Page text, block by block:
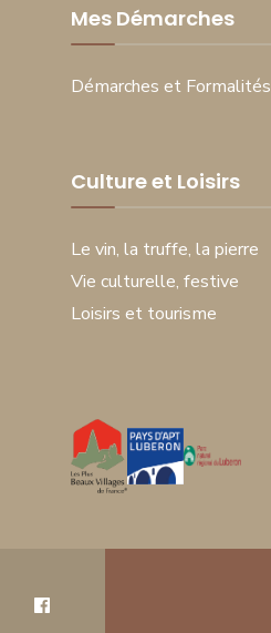
Mes Démarches
Démarches et Formalités
Culture et Loisirs
Le vin, la truffe, la pierre
Vie culturelle, festive
Loisirs et tourisme